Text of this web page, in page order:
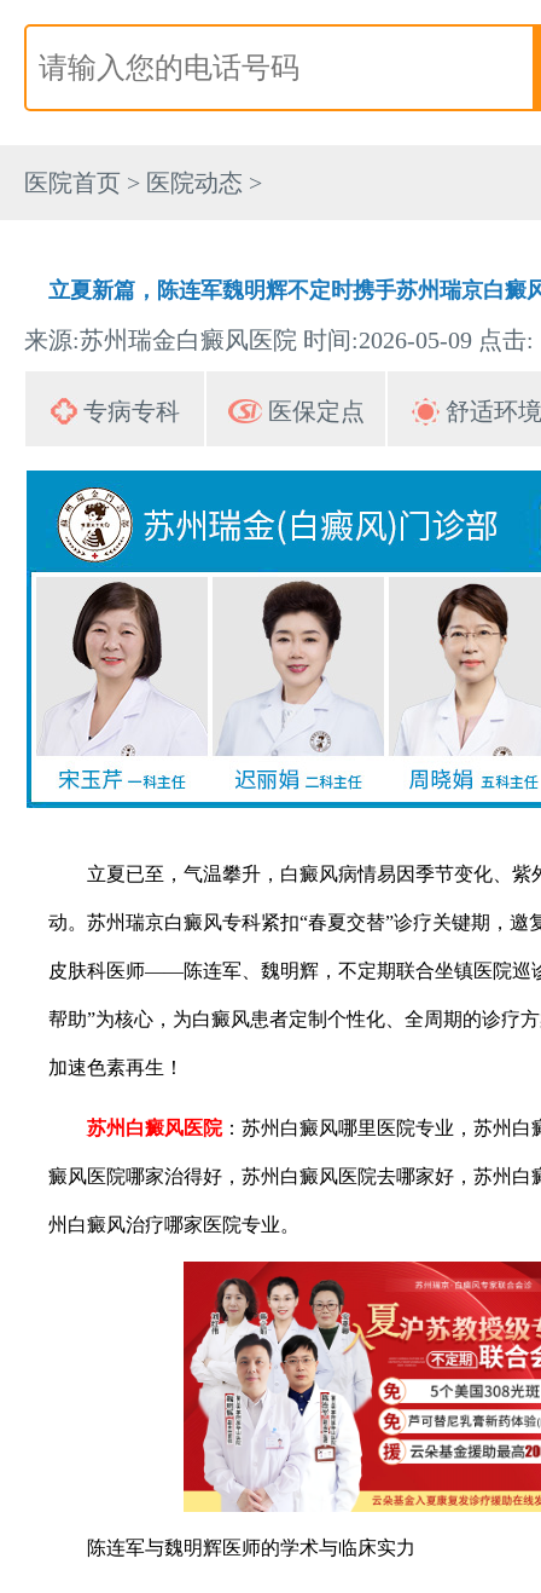
医院首页 > 医院动态 >
立夏新篇，陈连军魏明辉不定时携手苏州瑞京白癜
来源:苏州瑞金白癜风医院 时间:2026-05-09 点击:
专病专科 医保定点 舒适环境
立夏已至，气温攀升，白癜风病情易因季节变化、紫
动。苏州瑞京白癜风专科紧扣“春夏交替”诊疗关键期，邀
皮肤科医师——陈连军、魏明辉，不定期联合坐镇医院巡
帮助”为核心，为白癜风患者定制个性化、全周期的诊疗
加速色素再生！
苏州白癜风医院：苏州白癜风哪里医院专业，苏州白
癜风医院哪家治得好，苏州白癜风医院去哪家好，苏州白
州白癜风治疗哪家医院专业。
陈连军与魏明辉医师的学术与临床实力